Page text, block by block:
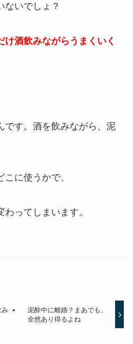
ないでしょ？
け酒飲みながらうまくいく
です。酒を飲みながら、泥
に使うかで、
ってしまいます。
み
泥酔中に離婚？まあでも、
全然あり得るよね